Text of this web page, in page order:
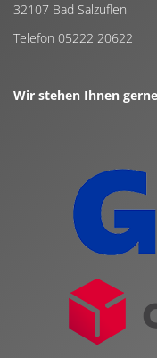
32107 Bad Salzuflen
Telefon 05222 20622
Wir stehen Ihnen